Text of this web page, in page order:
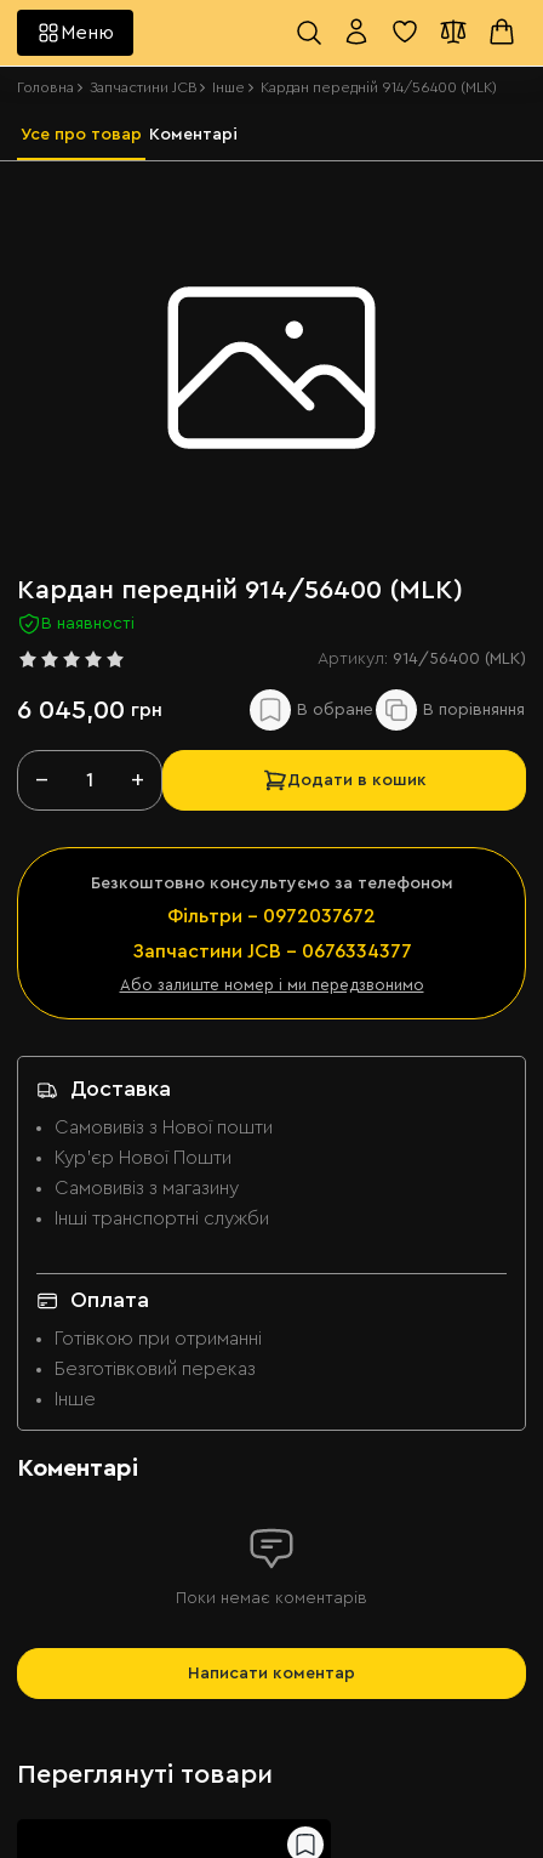
Меню
Головна Запчастини JCB Інше Кардан передній 914/56400 (MLK)
Усе про товар Коментарі
Кардан передній 914/56400 (MLK)
В наявності
Артикул: 914/56400 (MLK)
6 045,00 грн
− + Додати в кошик
Безкоштовно консультуємо за телефоном
Фільтри - 0972037672
Запчастини JCB - 0676334377
Або залиште номер і ми передзвонимо
Доставка
Самовивіз з Нової пошти
Кур'єр Нової Пошти
Самовивіз з магазину
Інші транспортні служби
Оплата
Готівкою при отриманні
Безготівковий переказ
Інше
Коментарі
Поки немає коментарів
Написати коментар
Переглянуті товари